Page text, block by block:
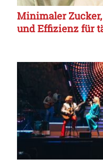
Minimaler
und Effizienz für